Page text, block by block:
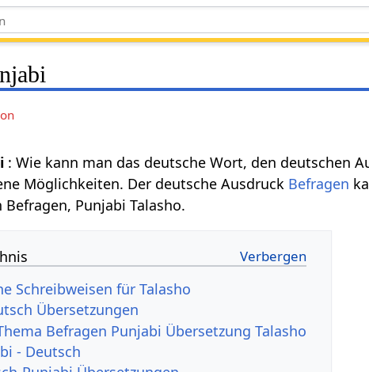
: Wie kann man das deutsche Wort, den deutschen
Möglichkeiten. Der deutsche Ausdruck Befragen
Befragen, Punjabi Talasho.
Schreibweisen für Talasho
Übersetzungen
Befragen Punjabi Übersetzung Talasho
- Deutsch